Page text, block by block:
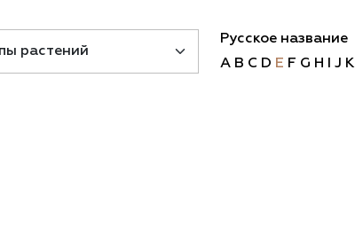
Русское название
A B C D E F G H I J K